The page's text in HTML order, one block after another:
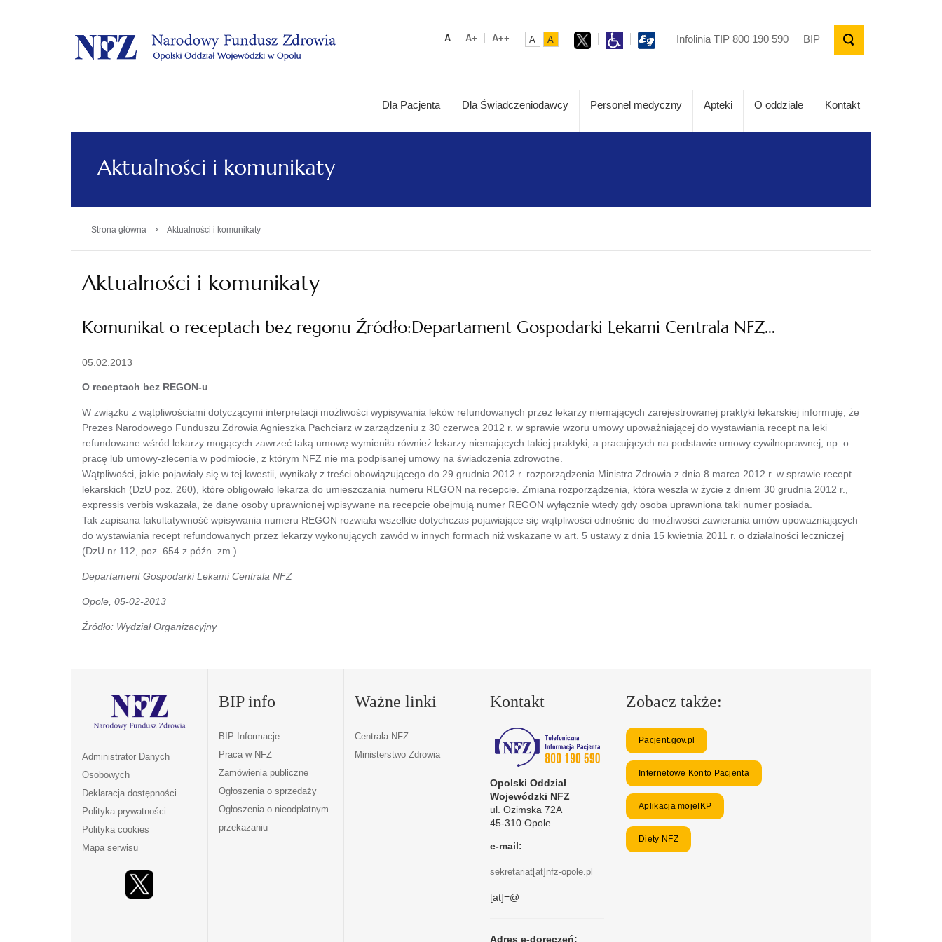
. A A+ A++ A A Infolinia TIP 800 190 590 BIP
Dla Pacjenta Dla Świadczeniodawcy Personel medyczny Apteki O oddziale Kontakt
Aktualności i komunikaty
Strona główna › Aktualności i komunikaty
Aktualności i komunikaty
Komunikat o receptach bez regonu Źródło:Departament Gospodarki Lekami Centrala NFZ…
05.02.2013
O receptach bez REGON-u
W związku z wątpliwościami dotyczącymi interpretacji możliwości wypisywania leków refundowanych przez lekarzy niemających zarejestrowanej praktyki lekarskiej informuję, że
Prezes Narodowego Funduszu Zdrowia Agnieszka Pachciarz w zarządzeniu z 30 czerwca 2012 r. w sprawie wzoru umowy upoważniającej do wystawiania recept na leki
refundowane wśród lekarzy mogących zawrzeć taką umowę wymieniła również lekarzy niemających takiej praktyki, a pracujących na podstawie umowy cywilnoprawnej, np. o
pracę lub umowy-zlecenia w podmiocie, z którym NFZ nie ma podpisanej umowy na świadczenia zdrowotne.
Wątpliwości, jakie pojawiały się w tej kwestii, wynikały z treści obowiązującego do 29 grudnia 2012 r. rozporządzenia Ministra Zdrowia z dnia 8 marca 2012 r. w sprawie recept
lekarskich (DzU poz. 260), które obligowało lekarza do umieszczania numeru REGON na recepcie. Zmiana rozporządzenia, która weszła w życie z dniem 30 grudnia 2012 r.,
expressis verbis wskazała, że dane osoby uprawnionej wpisywane na recepcie obejmują numer REGON wyłącznie wtedy gdy osoba uprawniona taki numer posiada.
Tak zapisana fakultatywność wpisywania numeru REGON rozwiała wszelkie dotychczas pojawiające się wątpliwości odnośnie do możliwości zawierania umów upoważniających
do wystawiania recept refundowanych przez lekarzy wykonujących zawód w innych formach niż wskazane w art. 5 ustawy z dnia 15 kwietnia 2011 r. o działalności leczniczej
(DzU nr 112, poz. 654 z późn. zm.).
Departament Gospodarki Lekami Centrala NFZ
Opole, 05-02-2013
Źródło: Wydział Organizacyjny
Administrator Danych
Osobowych
Deklaracja dostępności
Polityka prywatności
Polityka cookies
Mapa serwisu
BIP info
BIP Informacje
Praca w NFZ
Zamówienia publiczne
Ogłoszenia o sprzedaży
Ogłoszenia o nieodpłatnym
przekazaniu
Ważne linki
Centrala NFZ
Ministerstwo Zdrowia
Kontakt
Opolski Oddział
Wojewódzki NFZ
ul. Ozimska 72A
45-310 Opole
e-mail:
sekretariat[at]nfz-opole.pl
[at]=@
Adres e-doręczeń:
Zobacz także:
Pacjent.gov.pl
Internetowe Konto Pacjenta
Aplikacja mojeIKP
Diety NFZ